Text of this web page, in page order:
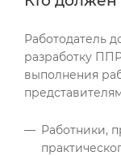
Работодатель
разработку
выполнения
Работники,